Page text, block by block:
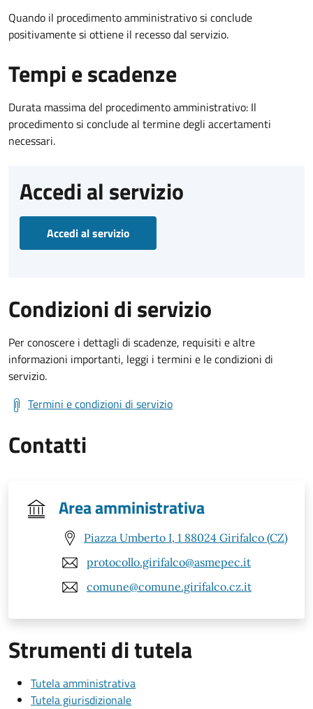
Quando il procedimento amministrativo si conclude
positivamente si ottiene il recesso dal servizio.
Tempi e scadenze
Durata massima del procedimento amministrativo: Il
procedimento si conclude al termine degli accertamenti
necessari.
Accedi al servizio
Accedi al servizio
Condizioni di servizio
Per conoscere i dettagli di scadenze, requisiti e altre
informazioni importanti, leggi i termini e le condizioni di
servizio.
Termini e condizioni di servizio
Contatti
Area amministrativa
Piazza Umberto I, 1 88024 Girifalco (CZ)
protocollo.girifalco@asmepec.it
comune@comune.girifalco.cz.it
Strumenti di tutela
Tutela amministrativa
Tutela giurisdizionale